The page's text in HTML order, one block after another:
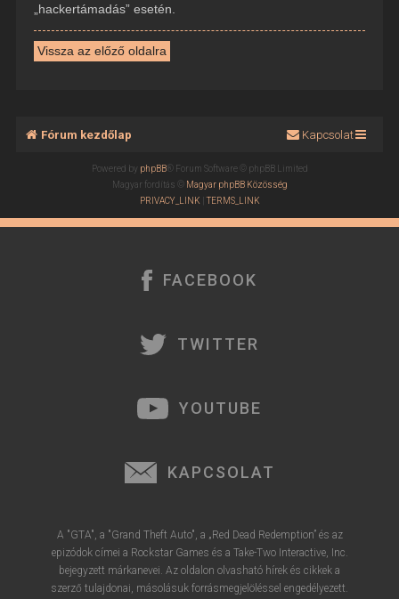
„hackertámadás” esetén.
Vissza az előző oldalra
Fórum kezdőlap Kapcsolat
Powered by phpBB® Forum Software © phpBB Limited
Magyar fordítás © Magyar phpBB Közösség
PRIVACY_LINK |TERMS_LINK
FACEBOOK
TWITTER
YOUTUBE
KAPCSOLAT
A "GTA", a "Grand Theft Auto", a „Red Dead Redemption” és az
epizódok címei a Rockstar Games és a Take-Two Interactive, Inc.
bejegyzett márkanevei. Az oldalon olvasható hírek és cikkek a
szerző tulajdonai, másolásuk forrásmegjelöléssel engedélyezett.